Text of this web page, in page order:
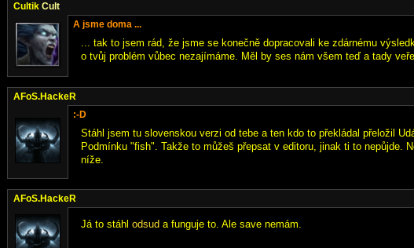
Cultik Cult
A jsme doma ...
... tak to jsem rád, že jsme se konečně dopracovali ke zdárnému
o tvůj problém vůbec nezajímáme. Měl by ses nám všem teď a tady
AFoS.HackeR
:-D
Stáhl jsem tu slovenskou verzi od tebe a ten kdo to překládal přeložil
Podmínku "fish". Takže to můžeš přepsat v editoru, jinak ti to nepůjde.
níže.
AFoS.HackeR
Já to stáhl odsud a funguje to. Ale save nemám.